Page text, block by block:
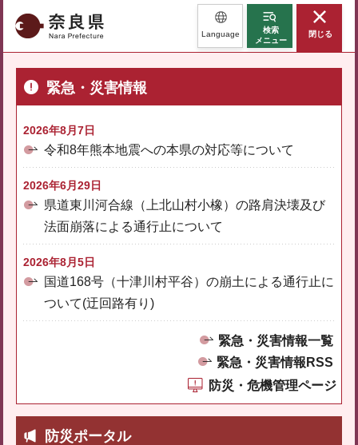
奈良県 Language
検索
メニュー
閉じる
緊急・災害情報
2026年8月7日
令和8年熊本地震への本県の対応等について
2026年6月29日
県道東川河合線（上北山村小橡）の路肩決壊及び
法面崩落による通行止について
2026年8月5日
国道168号（十津川村平谷）の崩土による通行止に
ついて(迂回路有り)
緊急・災害情報一覧
緊急・災害情報RSS
防災・危機管理ページ
防災ポータル